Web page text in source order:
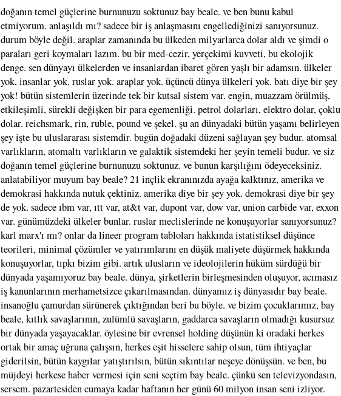
doğanın temel güçlerine burnunuzu soktunuz bay beale. ve ben bunu kabul
etmiyorum. anlaşıldı mı? sadece bir iş anlaşmasını engellediğinizi sanıyorsunuz.
durum böyle değil. araplar zamanında bu ülkeden milyarlarca dolar aldı ve şimdi o
paraları geri koymaları lazım. bu bir med-cezir, yerçekimi kuvveti, bu ekolojik
denge. sen dünyayı ülkelerden ve insanlardan ibaret gören yaşlı bir adamsın. ülkeler
yok, insanlar yok. ruslar yok. araplar yok. üçüncü dünya ülkeleri yok. batı diye bir şey
yok! bütün sistemlerin üzerinde tek bir kutsal sistem var. engin, muazzam örülmüş,
etkileşimli, sürekli değişken bir para egemenliği. petrol dolarları, elektro dolar, çoklu
dolar. reichsmark, rin, ruble, pound ve şekel. şu an dünyadaki bütün yaşamı belirleyen
şey işte bu uluslararası sistemdir. bugün doğadaki düzeni sağlayan şey budur. atomsal
varlıkların, atomaltı varlıkların ve galaktik sistemdeki her şeyin temeli budur. ve siz
doğanın temel güçlerine burnunuzu soktunuz. ve bunun karşılığını ödeyeceksiniz.
anlatabiliyor muyum bay beale? 21 inçlik ekranınızda ayağa kalktınız, amerika ve
demokrasi hakkında nutuk çektiniz. amerika diye bir şey yok. demokrasi diye bir şey
de yok. sadece ıbm var, ıtt var, at&t var, dupont var, dow var, union carbide var, exxon
var. günümüzdeki ülkeler bunlar. ruslar meclislerinde ne konuşuyorlar sanıyorsunuz?
karl marx'ı mı? onlar da lineer program tabloları hakkında istatistiksel düşünce
teorileri, minimal çözümler ve yatırımlarını en düşük maliyete düşürmek hakkında
konuşuyorlar, tıpkı bizim gibi. artık ulusların ve ideolojilerin hüküm sürdüğü bir
dünyada yaşamıyoruz bay beale. dünya, şirketlerin birleşmesinden oluşuyor, acımasız
iş kanunlarının merhametsizce çıkarılmasından. dünyamız iş dünyasıdır bay beale.
insanoğlu çamurdan sürünerek çıktığından beri bu böyle. ve bizim çocuklarımız, bay
beale, kıtlık savaşlarının, zulümlü savaşların, gaddarca savaşların olmadığı kusursuz
bir dünyada yaşayacaklar. öylesine bir evrensel holding düşünün ki oradaki herkes
ortak bir amaç uğruna çalışsın, herkes eşit hisselere sahip olsun, tüm ihtiyaçlar
giderilsin, bütün kaygılar yatıştırılsın, bütün sıkıntılar neşeye dönüşsün. ve ben, bu
müjdeyi herkese haber vermesi için seni seçtim bay beale. çünkü sen televizyondasın,
sersem. pazartesiden cumaya kadar haftanın her günü 60 milyon insan seni izliyor.